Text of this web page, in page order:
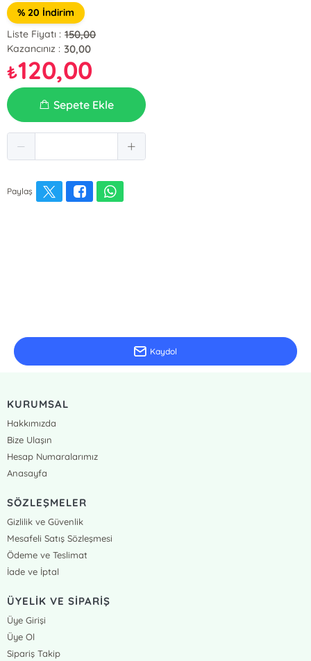
% 20 İndirim
Liste Fiyatı : 150,00
Kazancınız : 30,00
₺120,00
Sepete Ekle
Paylaş
Kaydol
KURUMSAL
Hakkımızda
Bize Ulaşın
Hesap Numaralarımız
Anasayfa
SÖZLEŞMELER
Gizlilik ve Güvenlik
Mesafeli Satış Sözleşmesi
Ödeme ve Teslimat
İade ve İptal
ÜYELİK VE SİPARİŞ
Üye Girişi
Üye Ol
Sipariş Takip